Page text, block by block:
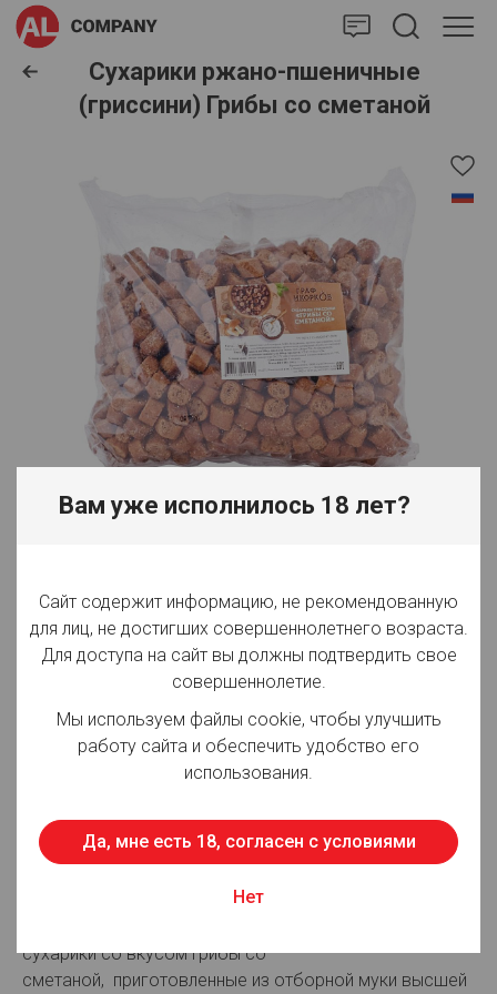
Сухарики ржано-пшеничные
(гриссини) Грибы со сметаной
Срок годности: 270 суток
Вес:
Страна производства: Россия
Описание:
Хрустящие сухарики являются одной из самых
сухарики со вкусом Грибы со
сметаной, приготовленные из отборной муки высшей
Вам уже исполнилось 18 лет?
Сайт содержит информацию, не рекомендованную
для лиц, не достигших совершеннолетнего возраста.
Для доступа на сайт вы должны подтвердить свое
совершеннолетие.
Мы используем файлы cookie, чтобы улучшить
работу сайта и обеспечить удобство его
использования.
Да, мне есть 18, согласен с условиями
Нет